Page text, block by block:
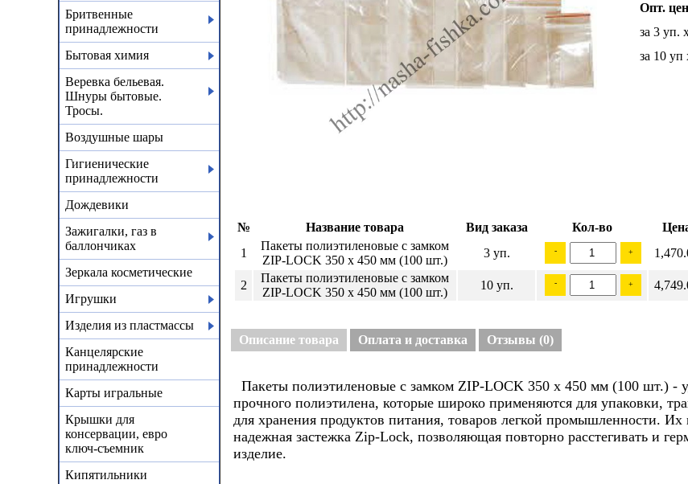
Бритвенные
принадлежности
Бытовая химия
Веревка бельевая.
Шнуры бытовые.
Тросы.
Воздушные шары
Гигиенические
принадлежности
Дождевики
Зажигалки, газ в
баллончиках
Зеркала косметические
Игрушки
Изделия из пластмассы
Канцелярские
принадлежности
Карты игральные
Крышки для
консервации, евро
ключ-съемник
Кипятильники
Опт.
за 3 уп.
за 10 уп
№ Название товара Вид заказа Кол-во
1
Пакеты полиэтиленовые с замком
ZIP-LOCK 350 х 450 мм (100 шт.)
3 уп. - +
2
Пакеты полиэтиленовые с замком
ZIP-LOCK 350 х 450 мм (100 шт.)
10 уп. - +
Описание товара Оплата и доставка Отзывы (0)
Пакеты полиэтиленовые с замком ZIP-LOCK 350 х 450 мм (100 шт.) -
прочного полиэтилена, которые широко применяются для упаковки,
для хранения продуктов питания, товаров легкой промышленности.
надежная застежка Zip-Lock, позволяющая повторно расстегивать и
изделие.